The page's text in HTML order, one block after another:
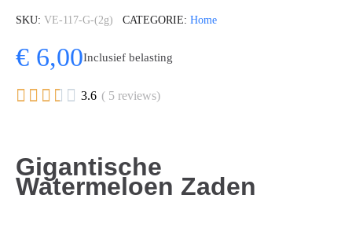
SKU VE-117-G-(2g) CATEGORIE Home
€ 6,00Inclusief belasting
     3.6 ( 5 reviews)
Gigantische
Watermeloen Zaden